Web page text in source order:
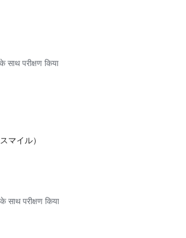
परीक्षण किया
マイル）
परीक्षण किया